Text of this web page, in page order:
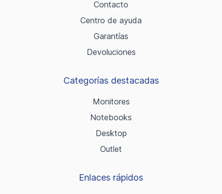
Contacto
Centro de ayuda
Garantías
Devoluciones
Categorías destacadas
Monitores
Notebooks
Desktop
Outlet
Enlaces rápidos